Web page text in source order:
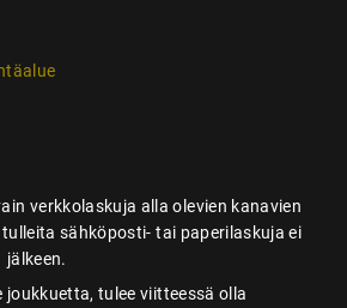
verkkolaskuja alla olevien kanavien
sähköposti- tai paperilaskuja ei
jälkeen.
joukkuetta, tulee viitteessä olla